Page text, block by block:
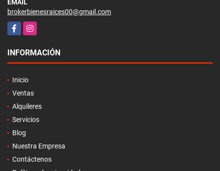
EMAIL
brokerbienesraices00@gmail.com
FacebookInstagram
INFORMACIÓN
Inicio
Ventas
Alquileres
Servicios
Blog
Nuestra Empresa
Contáctenos